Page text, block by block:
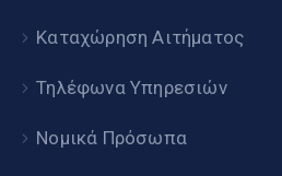
Καταχώρηση Αιτήματος
Τηλέφωνα Υπηρεσιών
Νομικά Πρόσωπα